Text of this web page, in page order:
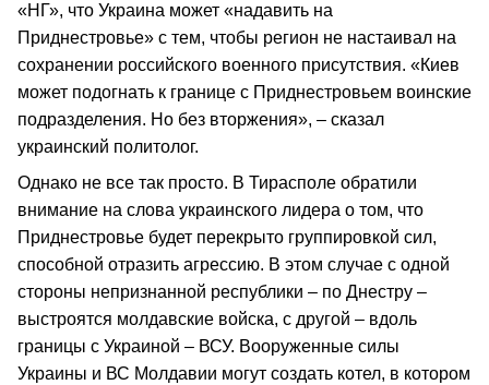
«НГ», что Украина может «надавить на
Приднестровье» с тем, чтобы регион не настаивал на
сохранении российского военного присутствия. «Киев
может подогнать к границе с Приднестровьем воинские
подразделения. Но без вторжения», – сказал
украинский политолог.
Однако не все так просто. В Тирасполе обратили
внимание на слова украинского лидера о том, что
Приднестровье будет перекрыто группировкой сил,
способной отразить агрессию. В этом случае с одной
стороны непризнанной республики – по Днестру –
выстроятся молдавские войска, с другой – вдоль
границы с Украиной – ВСУ. Вооруженные силы
Украины и ВС Молдавии могут создать котел, в котором